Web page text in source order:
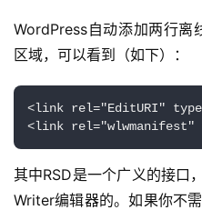
WordPress自动添加两行离
区域，可以看到（如下）：
<link rel="EditURI"
<link rel="wlwmanifest"
其中RSD是一个广义的接
Writer编辑器的。如果你不